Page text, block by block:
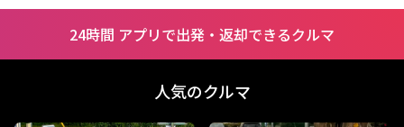
24時間 アプリで出発・返却できるクルマ
人気のクルマ